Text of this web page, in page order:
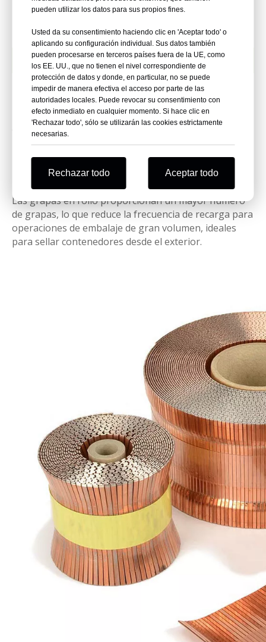
pata de 15 a 21 mm para diversos espesores de
material.
Tipos de grapas de cartón
Barras de grapas de cartón
Las grapas adhesivas son adecuadas para
aplicaciones de volumen medio, que requieren
recargas más frecuentes pero ofrecen un sellado
preciso para cajas de cartón corrugado.
Rollos de grapas de cartón
Las grapas en rollo proporcionan un mayor número
de grapas, lo que reduce la frecuencia de recarga para
operaciones de embalaje de gran volumen, ideales
para sellar contenedores desde el exterior.
pueden utilizar los datos para sus propios fines.
Usted da su consentimiento haciendo clic en 'Aceptar todo' o
aplicando su configuración individual. Sus datos también
pueden procesarse en terceros países fuera de la UE, como
los EE. UU., que no tienen el nivel correspondiente de
protección de datos y donde, en particular, no se puede
impedir de manera efectiva el acceso por parte de las
autoridades locales. Puede revocar su consentimiento con
efecto inmediato en cualquier momento. Si hace clic en
'Rechazar todo', sólo se utilizarán las cookies estrictamente
necesarias.
Rechazar todo Aceptar todo